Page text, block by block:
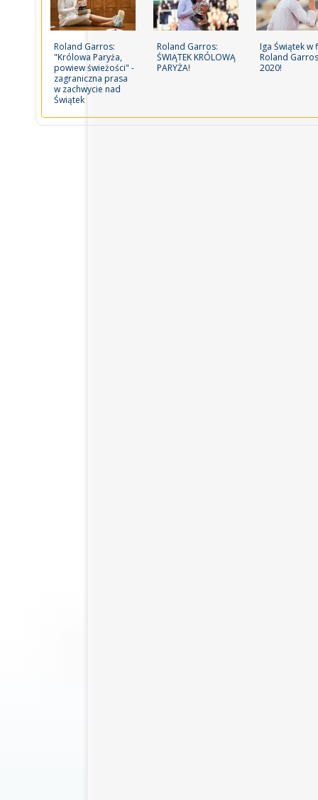
Roland Garros:
"Królowa Paryża,
powiew świeżości" -
zagraniczna prasa
w zachwycie nad
Świątek
Roland Garros:
ŚWIĄTEK KRÓLOWĄ
PARYŻA!
Iga Świątek w
Roland Garros
2020!